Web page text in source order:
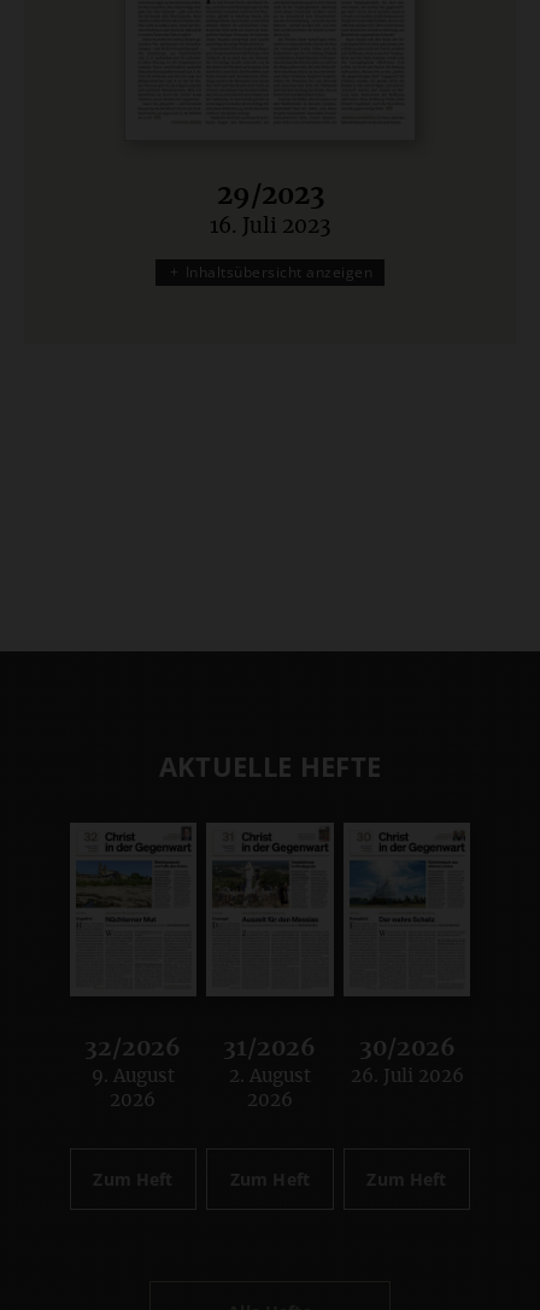
29/2023
:
16. Juli 2023
Inhaltsübersicht anzeigen
AKTUELLE HEFTE
32/2026
:
9. August
2026
Zum Heft
31/2026
:
2. August
2026
Zum Heft
30/2026
:
26. Juli 2026
Zum Heft